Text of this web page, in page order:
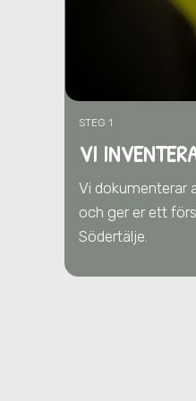
STEG 1
VI
Vi dokumenterar
och ger er ett
Södertälje.